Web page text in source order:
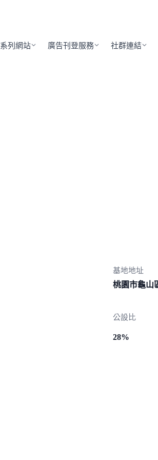
系列網站 廣告刊登服務 社群連結
基地地址
桃園市龜山
公設比
28%